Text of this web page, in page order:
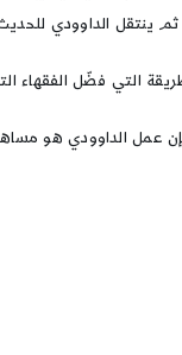
ينتقل الداوودي
التي فضّل الفقهاء
عمل الداوودي هو